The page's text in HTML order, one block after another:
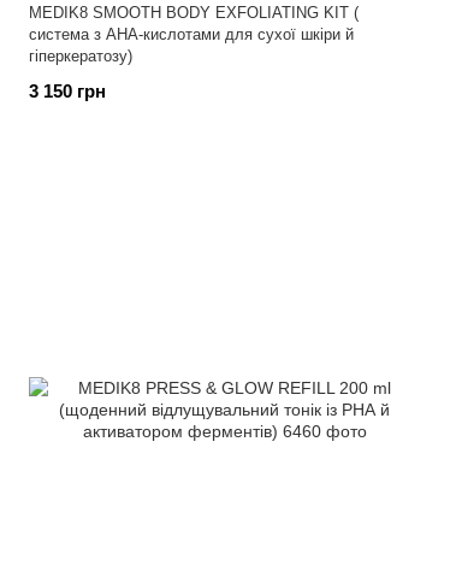
MEDIK8 SMOOTH BODY EXFOLIATING KIT (
система з АНА-кислотами для сухої шкіри й
гіперкератозу)
3 150 грн